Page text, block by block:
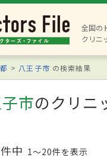
全国の
クリニ
八王子市 の検索結果
市のクリニ
件中 1〜20件を表示